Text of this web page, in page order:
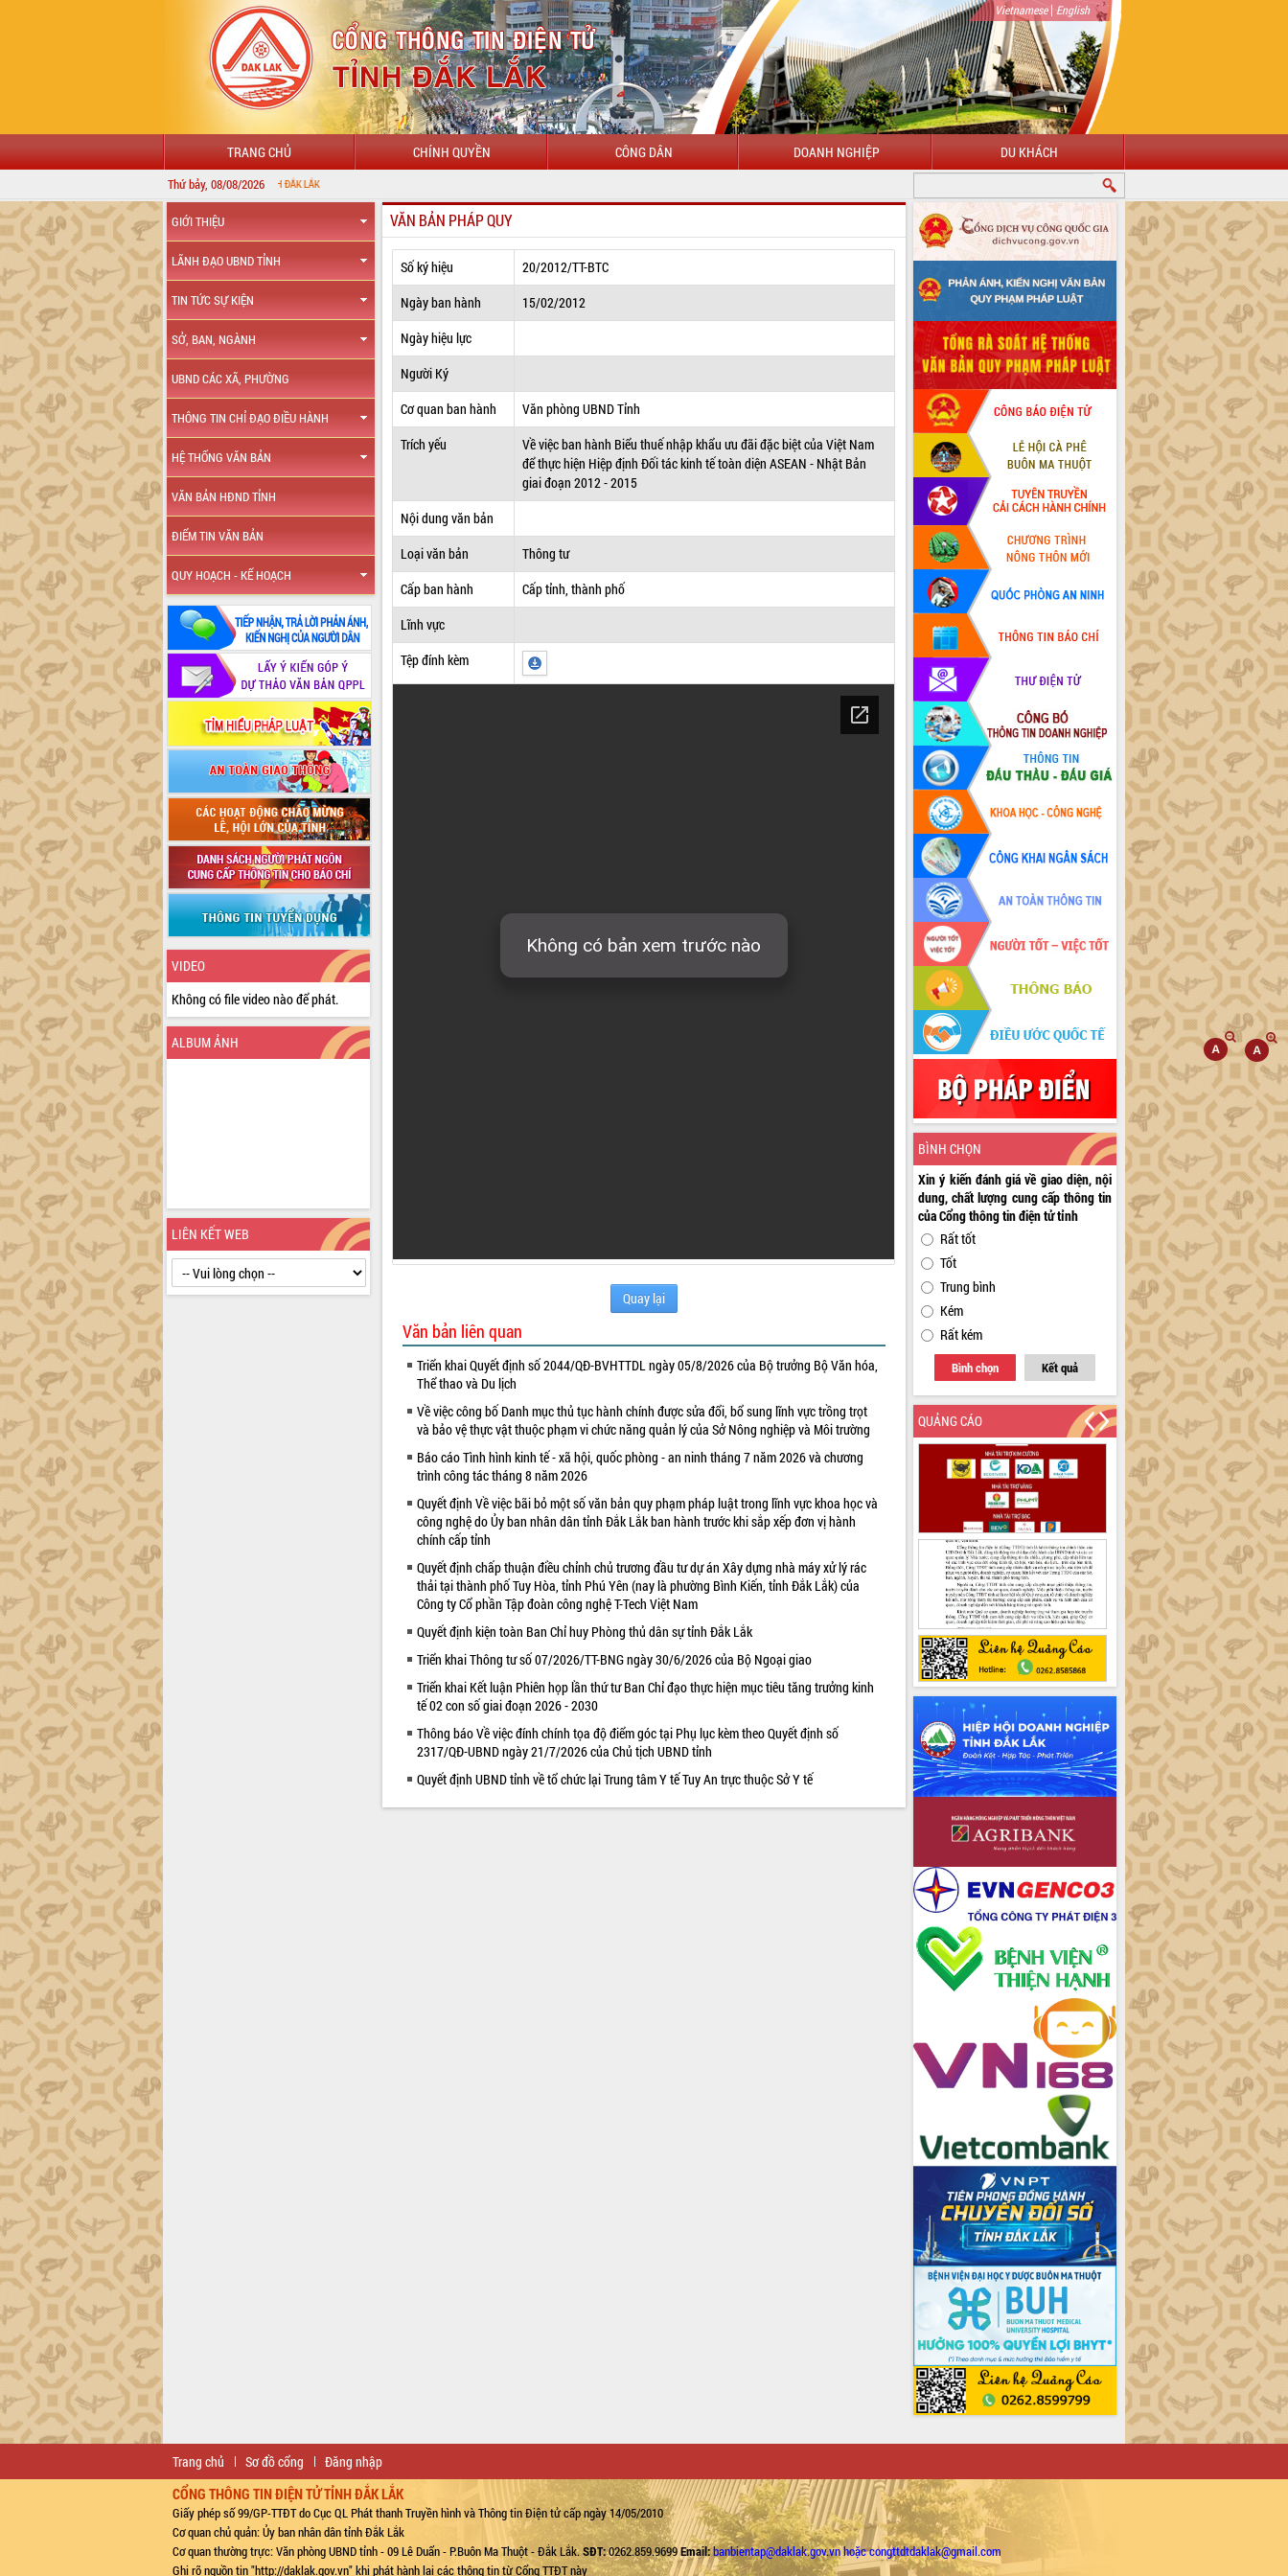
Vietnamese| English
TRANG CHỦ CHÍNH QUYỀN CÔNG DÂN DOANH NGHIỆP DU KHÁCH
Thứ bảy, 08/08/2026 CHÀO MỪNG ĐẾN VỚI CỔNG THÔNG TIN ĐIỆN TỬ TỈNH ĐẮK LẮK
GIỚI THIỆU
LÃNH ĐẠO UBND TỈNH
TIN TỨC SỰ KIỆN
SỞ, BAN, NGÀNH
UBND CÁC XÃ, PHƯỜNG
THÔNG TIN CHỈ ĐẠO ĐIỀU HÀNH
HỆ THỐNG VĂN BẢN
VĂN BẢN HĐND TỈNH
ĐIỂM TIN VĂN BẢN
QUY HOẠCH - KẾ HOẠCH
VIDEO
Không có file video nào để phát.
ALBUM ẢNH
LIÊN KẾT WEB
VĂN BẢN PHÁP QUY
Số ký hiệu
20/2012/TT-BTC
Ngày ban hành
15/02/2012
Ngày hiệu lực
Người Ký
Cơ quan ban hành
Văn phòng UBND Tỉnh
Trích yếu
Về việc ban hành Biểu thuế nhập khẩu ưu đãi đặc biệt của Việt Nam
để thực hiện Hiệp định Đối tác kinh tế toàn diện ASEAN - Nhật Bản
giai đoạn 2012 - 2015
Nội dung văn bản
Loại văn bản
Thông tư
Cấp ban hành
Cấp tỉnh, thành phố
Lĩnh vực
Tệp đính kèm
Quay lại
Văn bản liên quan
Triển khai Quyết định số 2044/QĐ-BVHTTDL ngày 05/8/2026 của Bộ trưởng Bộ Văn hóa,
Thể thao và Du lịch
Về việc công bố Danh mục thủ tục hành chính được sửa đổi, bổ sung lĩnh vực trồng trọt
và bảo vệ thực vật thuộc phạm vi chức năng quản lý của Sở Nông nghiệp và Môi trường
Báo cáo Tình hình kinh tế - xã hội, quốc phòng - an ninh tháng 7 năm 2026 và chương
trình công tác tháng 8 năm 2026
Quyết định Về việc bãi bỏ một số văn bản quy phạm pháp luật trong lĩnh vực khoa học và
công nghệ do Ủy ban nhân dân tỉnh Đắk Lắk ban hành trước khi sắp xếp đơn vị hành
chính cấp tỉnh
Quyết định chấp thuận điều chỉnh chủ trương đầu tư dự án Xây dựng nhà máy xử lý rác
thải tại thành phố Tuy Hòa, tỉnh Phú Yên (nay là phường Bình Kiến, tỉnh Đắk Lắk) của
Công ty Cổ phần Tập đoàn công nghệ T-Tech Việt Nam
Quyết định kiện toàn Ban Chỉ huy Phòng thủ dân sự tỉnh Đắk Lắk
Triển khai Thông tư số 07/2026/TT-BNG ngày 30/6/2026 của Bộ Ngoại giao
Triển khai Kết luận Phiên họp lần thứ tư Ban Chỉ đạo thực hiện mục tiêu tăng trưởng kinh
tế 02 con số giai đoạn 2026 - 2030
Thông báo Về việc đính chính tọa độ điểm góc tại Phụ lục kèm theo Quyết định số
2317/QĐ-UBND ngày 21/7/2026 của Chủ tịch UBND tỉnh
Quyết định UBND tỉnh về tổ chức lại Trung tâm Y tế Tuy An trực thuộc Sở Y tế
BÌNH CHỌN
Xin ý kiến đánh giá về giao diện, nội
dung, chất lượng cung cấp thông tin
của Cổng thông tin điện tử tỉnh
Rất tốt
Tốt
Trung bình
Kém
Rất kém
Bình chọn Kết quả
QUẢNG CÁO
Trang chủ Sơ đồ cổng Đăng nhập
CỔNG THÔNG TIN ĐIỆN TỬ TỈNH ĐẮK LẮK
Giấy phép số 99/GP-TTĐT do Cục QL Phát thanh Truyền hình và Thông tin Điện tử cấp ngày 14/05/2010
Cơ quan chủ quản: Ủy ban nhân dân tỉnh Đắk Lắk
Cơ quan thường trực: Văn phòng UBND tỉnh - 09 Lê Duẩn - P.Buôn Ma Thuột - Đắk Lắk.SĐT:0262.859.9699Email:banbientap@daklak.gov.vn hoặc congttdtdaklak@gmail.com
Ghi rõ nguồn tin "http://daklak.gov.vn" khi phát hành lại các thông tin từ Cổng TTĐT này